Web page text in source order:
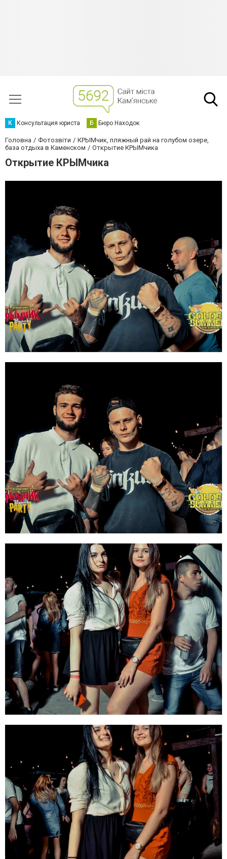
К Консультация юриста Б Бюро Находок
Головна Фотозвіти
КРЫМчик, пляжный рай на голубом озере,
база отдыха в Каменском
Открытие КРЫМчика
Открытие КРЫМчика